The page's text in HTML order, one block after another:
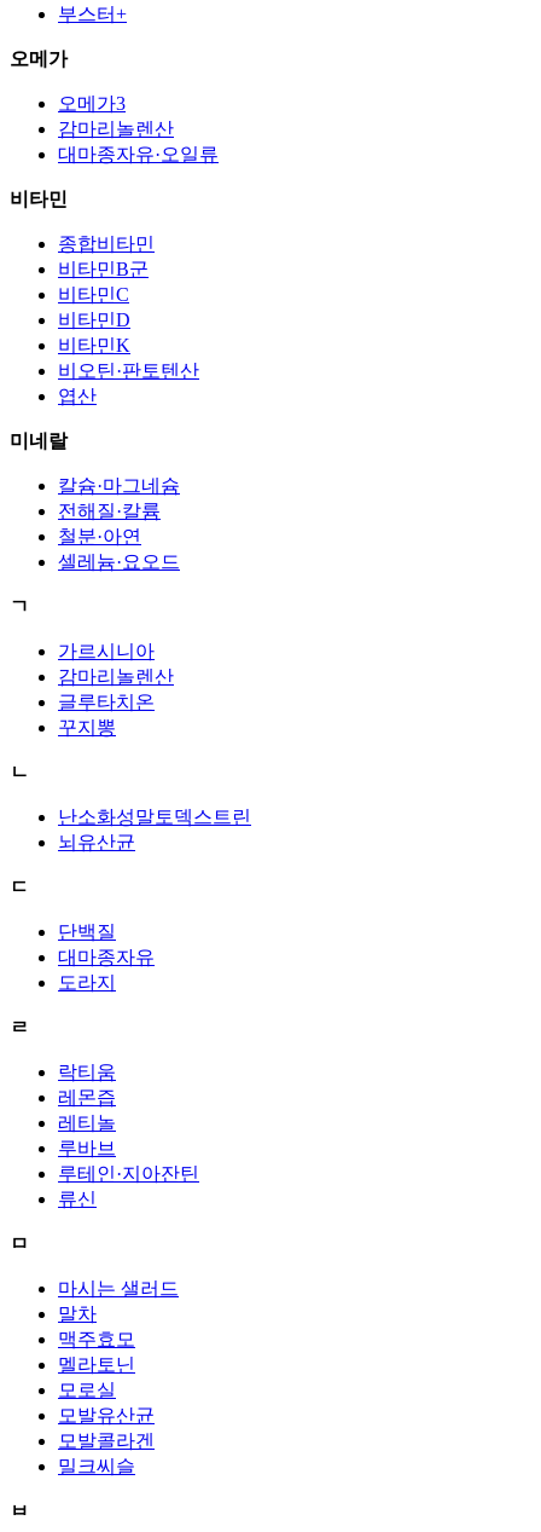
부스터+
오메가
오메가3
감마리놀렌산
대마종자유·오일류
비타민
종합비타민
비타민B군
비타민C
비타민D
비타민K
비오틴·판토텐산
엽산
미네랄
칼슘·마그네슘
전해질·칼륨
철분·아연
셀레늄·요오드
ㄱ
가르시니아
감마리놀렌산
글루타치온
꾸지뽕
ㄴ
난소화성말토덱스트린
뇌유산균
ㄷ
단백질
대마종자유
도라지
ㄹ
락티움
레몬즙
레티놀
루바브
루테인·지아잔틴
류신
ㅁ
마시는 샐러드
말차
맥주효모
멜라토닌
모로실
모발유산균
모발콜라겐
밀크씨슬
ㅂ